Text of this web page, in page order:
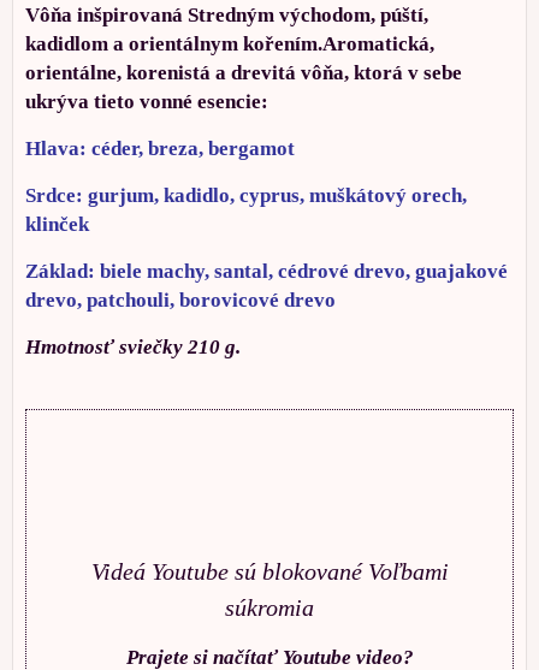
Vôňa inšpirovaná Stredným východom, púští,
kadidlom a orientálnym kořením.Aromatická,
orientálne, korenistá a drevitá vôňa, ktorá v sebe
ukrýva tieto vonné esencie:
Hlava: céder, breza, bergamot
Srdce: gurjum, kadidlo, cyprus, muškátový orech,
klinček
Základ: biele machy, santal, cédrové drevo, guajakové
drevo, patchouli, borovicové drevo
Hmotnosť sviečky 210 g.
Videá Youtube sú blokované Voľbami
súkromia
Prajete si načítať Youtube video?